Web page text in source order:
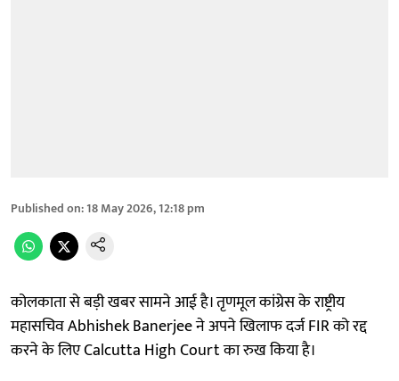
Published on:18 May 2026, 12:18 pm
कोलकाता से बड़ी खबर सामने आई है। तृणमूल कांग्रेस के राष्ट्रीय
महासचिव Abhishek Banerjee ने अपने खिलाफ दर्ज FIR को रद्द
करने के लिए Calcutta High Court का रुख किया है।